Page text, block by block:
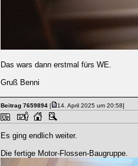
Das wars dann erstmal fürs WE.
Gruß Benni
Beitrag 7659894[ 14. April 2025 um 20:58]
Es ging endlich weiter.
Die fertige Motor-Flossen-Baugruppe.